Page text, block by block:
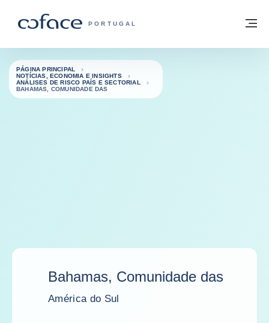
COFACE FOR TRADE - HOMEPAGE DO
PORTUGAL
Voltar à página principal
PÁGINA PRINCIPAL
NOTÍCIAS, ECONOMIA E INSIGHTS
ANÁLISES DE RISCO PAÍS E SECTORIAL
BAHAMAS, COMUNIDADE DAS
Bahamas, Comunidade das
América do Sul